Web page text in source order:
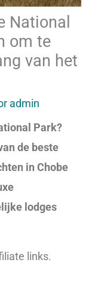
National
om te
van het
admin
Park?
de beste
in Chobe
lodges
links.